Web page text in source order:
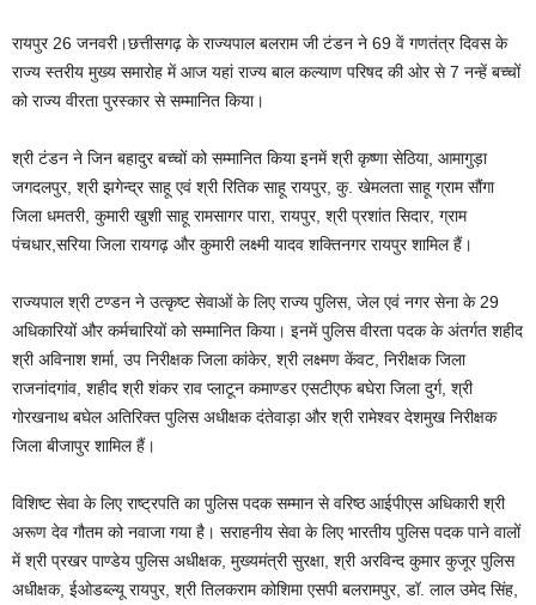
रायपुर 26 जनवरी।छत्तीसगढ़ के राज्यपाल बलराम जी टंडन ने 69 वें गणतंत्र दिवस के
राज्य स्तरीय मुख्य समारोह में आज यहां राज्य बाल कल्याण परिषद की ओर से 7 नन्हें बच्चों
को राज्य वीरता पुरस्कार से सम्मानित किया।
श्री टंडन ने जिन बहादुर बच्चों को सम्मानित किया इनमें श्री कृष्णा सेठिया, आमागुड़ा
जगदलपुर, श्री झगेन्द्र साहू एवं श्री रितिक साहू रायपुर, कु. खेमलता साहू ग्राम सौंगा
जिला धमतरी, कुमारी खुशी साहू रामसागर पारा, रायपुर, श्री प्रशांत सिदार, ग्राम
पंचधार,सरिया जिला रायगढ़ और कुमारी लक्ष्मी यादव शक्तिनगर रायपुर शामिल हैं।
राज्यपाल श्री टण्डन ने उत्कृष्ट सेवाओं के लिए राज्य पुलिस, जेल एवं नगर सेना के 29
अधिकारियों और कर्मचारियों को सम्मानित किया। इनमें पुलिस वीरता पदक के अंतर्गत शहीद
श्री अविनाश शर्मा, उप निरीक्षक जिला कांकेर, श्री लक्ष्मण केंवट, निरीक्षक जिला
राजनांदगांव, शहीद श्री शंकर राव प्लाटून कमाण्डर एसटीएफ बघेरा जिला दुर्ग, श्री
गोरखनाथ बघेल अतिरिक्त पुलिस अधीक्षक दंतेवाड़ा और श्री रामेश्वर देशमुख निरीक्षक
जिला बीजापुर शामिल हैं।
विशिष्ट सेवा के लिए राष्ट्रपति का पुलिस पदक सम्मान से वरिष्ठ आईपीएस अधिकारी श्री
अरूण देव गौतम को नवाजा गया है। सराहनीय सेवा के लिए भारतीय पुलिस पदक पाने वालों
में श्री प्रखर पाण्डेय पुलिस अधीक्षक, मुख्यमंत्री सुरक्षा, श्री अरविन्द कुमार कुजूर पुलिस
अधीक्षक, ईओडब्ल्यू रायपुर, श्री तिलकराम कोशिमा एसपी बलरामपुर, डॉ. लाल उमेद सिंह,